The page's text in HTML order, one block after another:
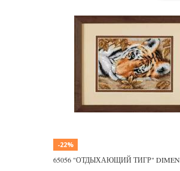
-22%
65056 "ОТДЫХАЮЩИЙ ТИГР"